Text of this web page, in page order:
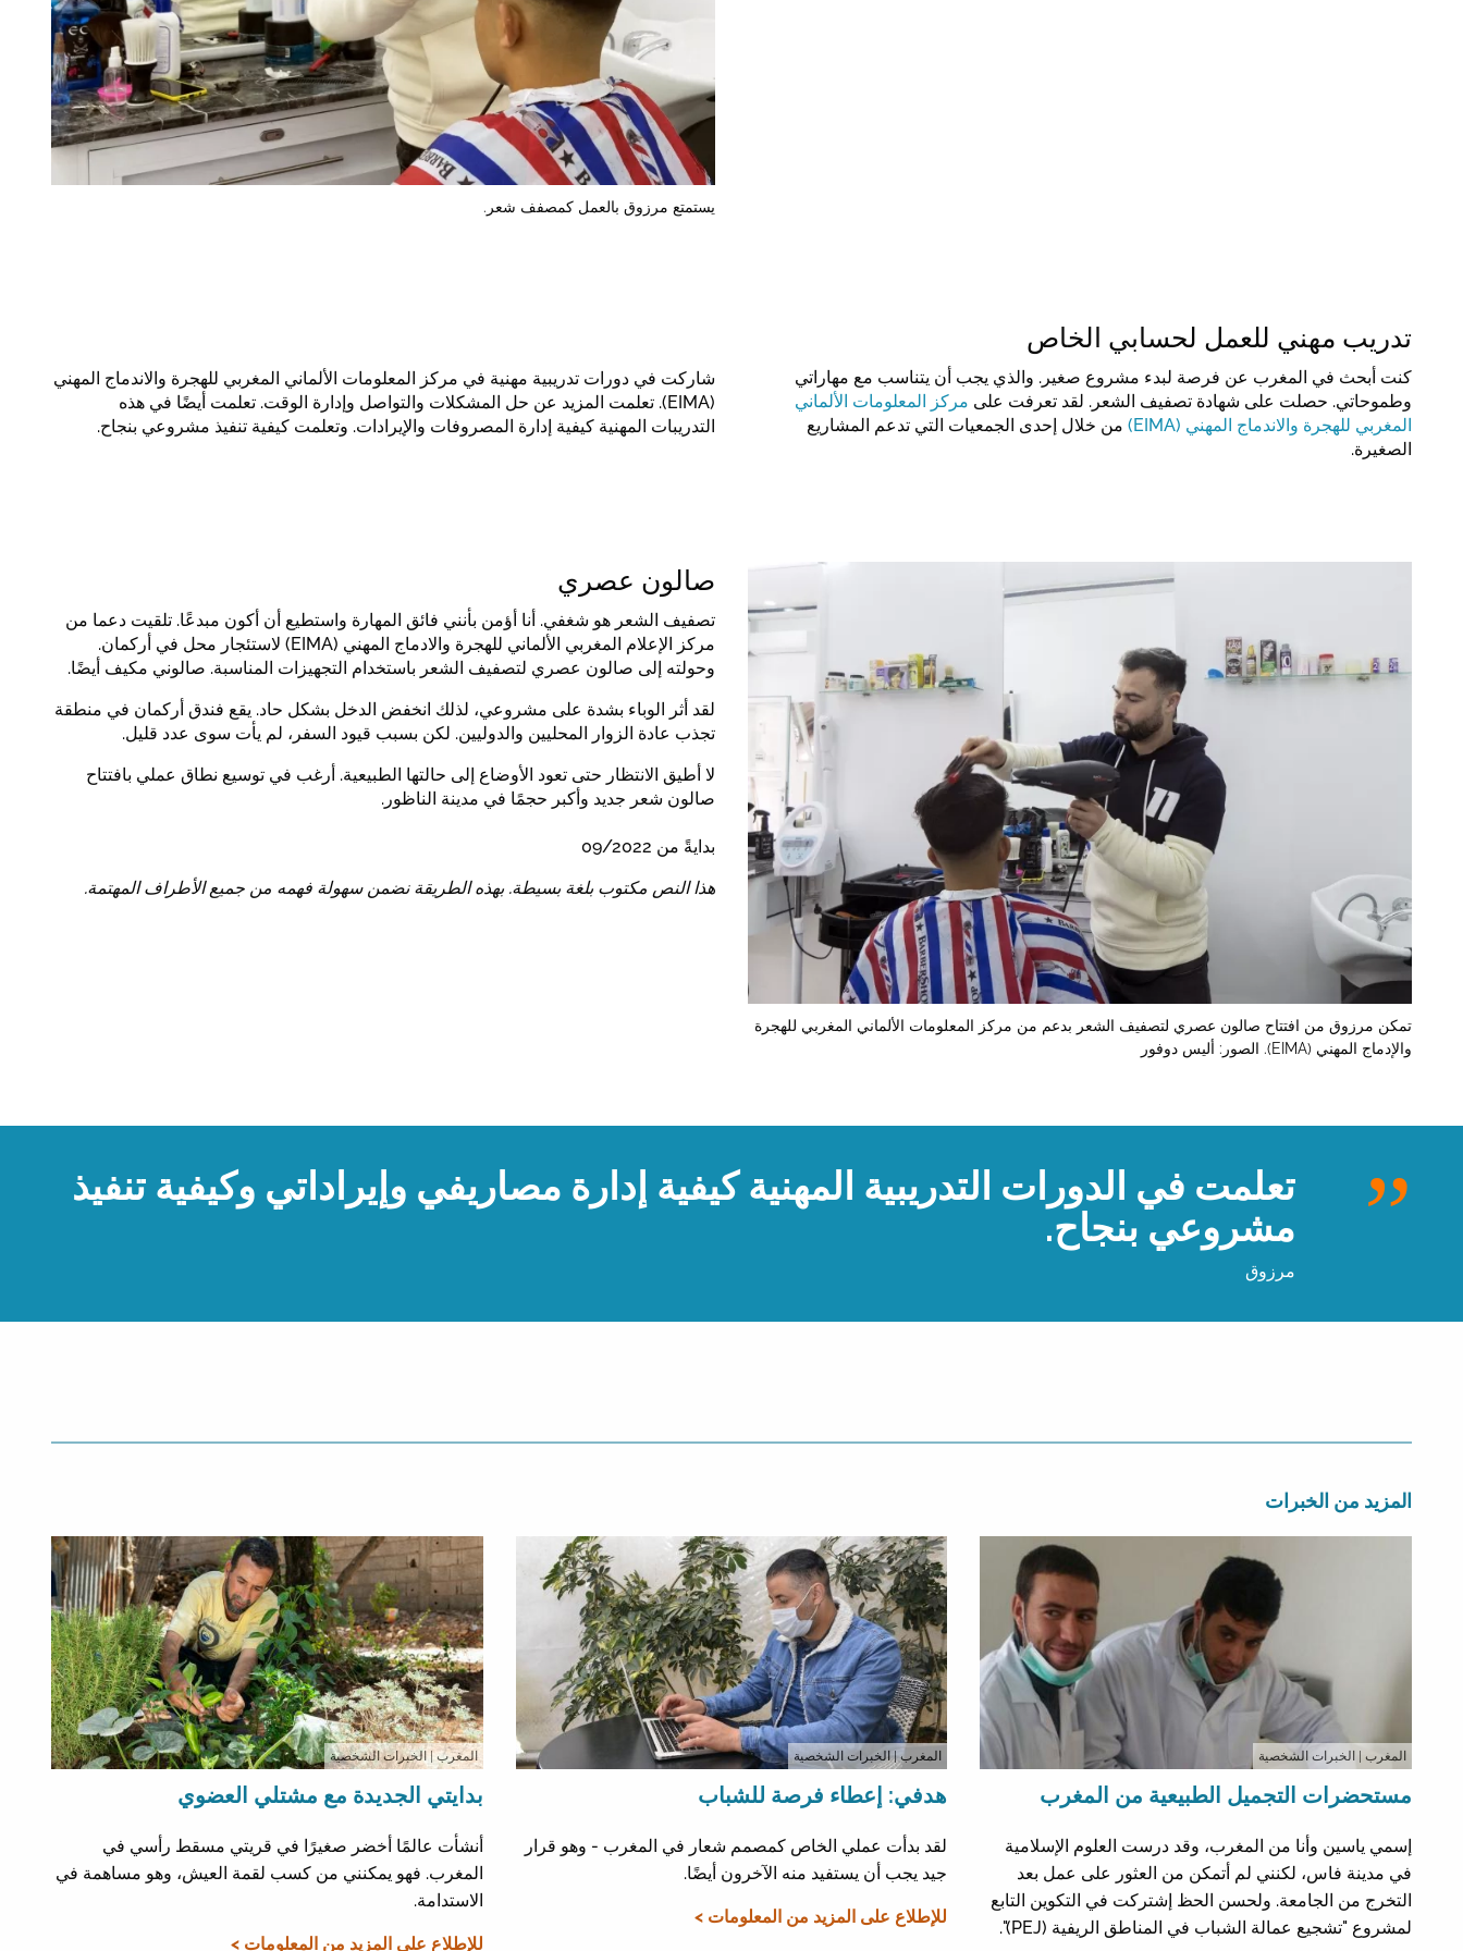
يستمتع مرزوق بالعمل كمصفف شعر.
تدريب مهني للعمل لحسابي الخاص
كنت أبحث في المغرب عن فرصة لبدء مشروع صغير. والذي يجب أن يتناسب مع مهاراتي
وطموحاتي. حصلت على شهادة تصفيف الشعر. لقد تعرفت على مركز المعلومات الألماني
المغربي للهجرة والاندماج المهني (EIMA)
من خلال إحدى الجمعيات التي تدعم المشاريع
الصغيرة.
شاركت في دورات تدريبية مهنية في مركز المعلومات الألماني المغربي للهجرة والاندماج المهني
(EIMA). تعلمت المزيد عن حل المشكلات والتواصل وإدارة الوقت. تعلمت أيضًا في هذه
التدريبات المهنية كيفية إدارة المصروفات والإيرادات. وتعلمت كيفية تنفيذ مشروعي بنجاح.
تمكن مرزوق من افتتاح صالون عصري لتصفيف الشعر بدعم من مركز المعلومات الألماني المغربي للهجرة
والإدماج المهني (EIMA). الصور: أليس دوفور
صالون عصري
تصفيف الشعر هو شغفي. أنا أؤمن بأنني فائق المهارة واستطيع أن أكون مبدعًا. تلقيت دعما من
مركز الإعلام المغربي الألماني للهجرة والادماج المهني (EIMA) لاستئجار محل في أركمان.
وحولته إلى صالون عصري لتصفيف الشعر باستخدام التجهيزات المناسبة. صالوني مكيف أيضًا.
لقد أثر الوباء بشدة على مشروعي، لذلك انخفض الدخل بشكل حاد. يقع فندق أركمان في منطقة
تجذب عادة الزوار المحليين والدوليين. لكن بسبب قيود السفر، لم يأت سوى عدد قليل.
لا أطيق الانتظار حتى تعود الأوضاع إلى حالتها الطبيعية. أرغب في توسيع نطاق عملي بافتتاح
صالون شعر جديد وأكبر حجمًا في مدينة الناظور.
بدايةً من 09/2022
هذا النص مكتوب بلغة بسيطة. بهذه الطريقة نضمن سهولة فهمه من جميع الأطراف المهتمة.
تعلمت في الدورات التدريبية المهنية كيفية إدارة مصاريفي وإيراداتي وكيفية تنفيذ
مشروعي بنجاح.
مرزوق
المزيد من الخبرات
المغرب | الخبرات الشخصية
مستحضرات التجميل الطبيعية من المغرب
إسمي ياسين وأنا من المغرب، وقد درست العلوم الإسلامية
في مدينة فاس، لكنني لم أتمكن من العثور على عمل بعد
التخرج من الجامعة. ولحسن الحظ إشتركت في التكوين التابع
لمشروع "تشجيع عمالة الشباب في المناطق الريفية (PEJ)".
المغرب| الخبرات الشخصية
هدفي: إعطاء فرصة للشباب
لقد بدأت عملي الخاص كمصمم شعار في المغرب - وهو قرار
جيد يجب أن يستفيد منه الآخرون أيضًا.
للإطلاع على المزيد من المعلومات >
المغرب| الخبرات الشخصية
بدايتي الجديدة مع مشتلي العضوي
أنشأت عالمًا أخضر صغيرًا في قريتي مسقط رأسي في
المغرب. فهو يمكنني من كسب لقمة العيش، وهو مساهمة في
الاستدامة.
للإطلاع على المزيد من المعلومات >